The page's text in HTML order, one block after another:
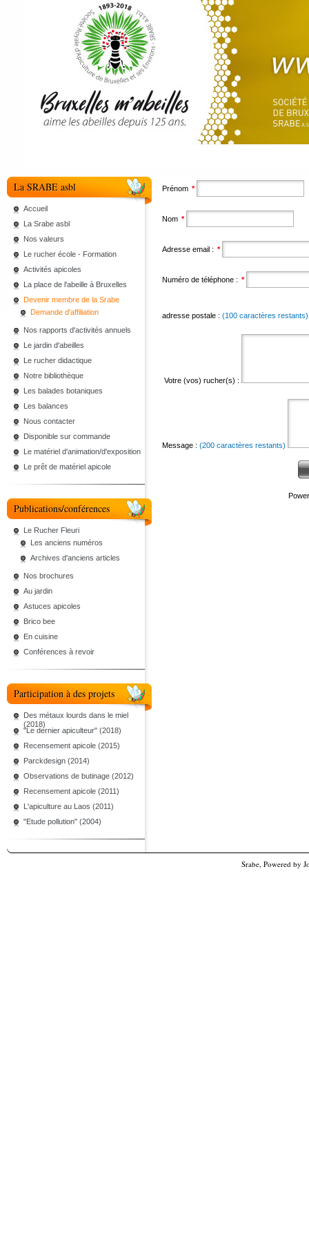
La SRABE asbl
Accueil
La Srabe asbl
Nos valeurs
Le rucher école - Formation
Activités apicoles
La place de l'abeille à Bruxelles
Devenir membre de la Srabe
Demande d'affiliation
Nos rapports d'activités annuels
Le jardin d'abeilles
Le rucher didactique
Notre bibliothèque
Les balades botaniques
Les balances
Nous contacter
Disponible sur commande
Le matériel d'animation/d'exposition
Le prêt de matériel apicole
Publications/conférences
Le Rucher Fleuri
Les anciens numéros
Archives d'anciens articles
Nos brochures
Au jardin
Astuces apicoles
Brico bee
En cuisine
Conférences à revoir
Participation à des projets
Des métaux lourds dans le miel
(2018)
"Le dernier apiculteur" (2018)
Recensement apicole (2015)
Parckdesign (2014)
Observations de butinage (2012)
Recensement apicole (2011)
L'apiculture au Laos (2011)
"Etude pollution" (2004)
Prénom *
Nom *
Adresse email : *
Numéro de téléphone : *
adresse postale : (100 caractères restants)
Votre (vos) rucher(s) :
Message : (200 caractères restants)
Srabe, Powered by